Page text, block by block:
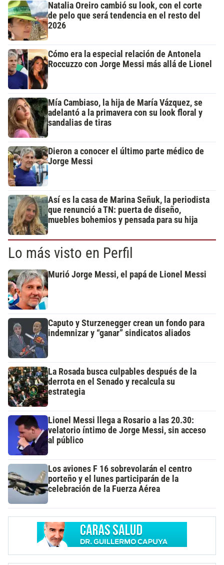
Natalia Oreiro cambió su look, con el corte
de pelo que será tendencia en el resto del
2026
Cómo era la especial relación de Antonela
Roccuzzo con Jorge Messi más allá de Lionel
Mía Cambiaso, la hija de María Vázquez, se
adelantó a la primavera con su look floral y
sandalias de tiras
Dieron a conocer el último parte médico de
Jorge Messi
Así es la casa de Marina Señuk, la periodista
que renunció a TN: puerta de diseño,
muebles bohemios y pensada para su hija
Lo más visto en Perfil
Murió Jorge Messi, el papá de Lionel Messi
Caputo y Sturzenegger crean un fondo para
indemnizar y “ganar” sindicatos aliados
La Rosada busca culpables después de la
derrota en el Senado y recalcula su
estrategia
Lionel Messi llega a Rosario a las 20.30:
velatorio íntimo de Jorge Messi, sin acceso
al público
Los aviones F 16 sobrevolarán el centro
porteño y el lunes participarán de la
celebración de la Fuerza Aérea